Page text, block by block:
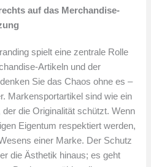
auf das Merchandise-
spielt eine zentrale Rolle
Artikeln und der
Sie das Chaos ohne es –
Markensportartikel sind wie ein
die Originalität schützt. Wenn
Eigentum respektiert werden,
einer Marke. Der Schutz
die Ästhetik hinaus; es geht